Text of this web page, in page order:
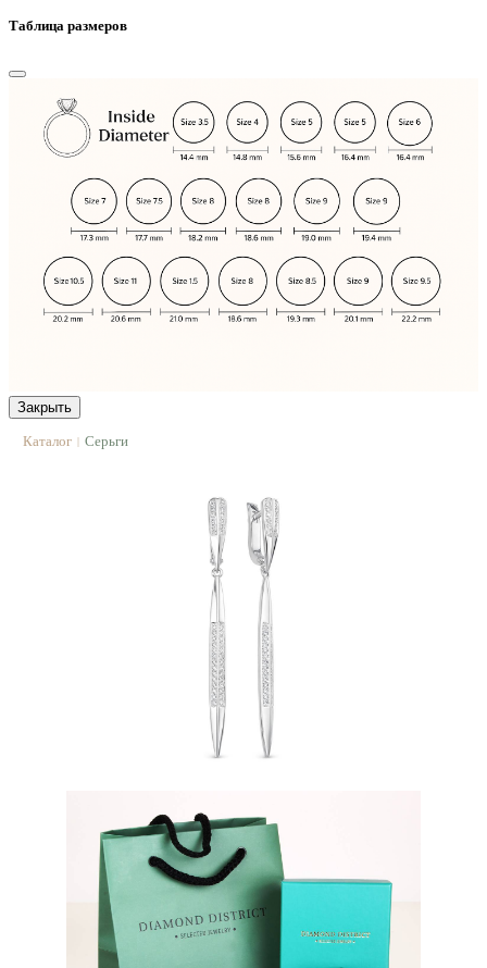
Таблица размеров
Закрыть
Каталог | Серьги